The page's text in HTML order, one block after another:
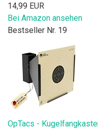
14,99 EUR
Bei Amazon ansehen
Bestseller Nr. 19
OpTacs -